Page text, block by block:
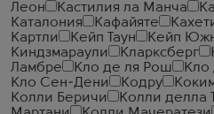
Леон
Кастилия ла Манча
Каталония
Кафайяте
Картли
Кейп Таун Кейп
Киндзмараули
Кларксберг
Ламбре
Кло де ля Рош Кло
Кло Сен-Дени
Кодру
Колли Беричи
Колли делла